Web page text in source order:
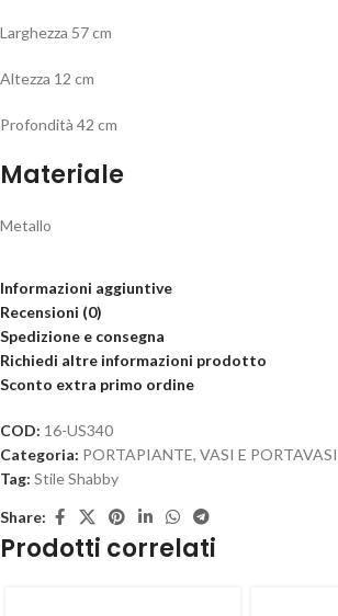
Larghezza 57 cm
Altezza 12 cm
Profondità 42 cm
Materiale
Metallo
Informazioni aggiuntive
Recensioni (0)
Spedizione e consegna
Richiedi altre informazioni prodotto
Sconto extra primo ordine
COD: 16-US340
Categoria: PORTAPIANTE, VASI E PORTAVASI
Tag: Stile Shabby
Share:
Prodotti correlati